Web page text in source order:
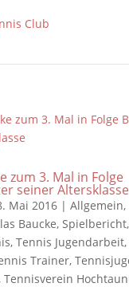
zum 3. Mal in Folge
seiner Altersklasse
Mai 2016| Allgemein,
Baucke, Spielbericht,
, Tennis Jugendarbeit,
Trainer,
Tennisverein